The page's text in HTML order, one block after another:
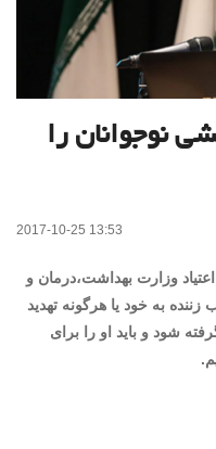
نوجوانان را
2017-10-25 13:53
وزارت بهداشت،درمان و
به خود یا هرگونه تهدید
شود و باید او را برای